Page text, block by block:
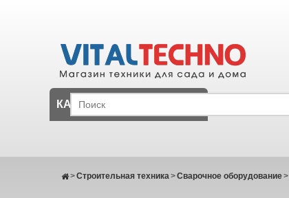
КАТАЛОГ
Строительная техника
> Сварочное оборудование
> >